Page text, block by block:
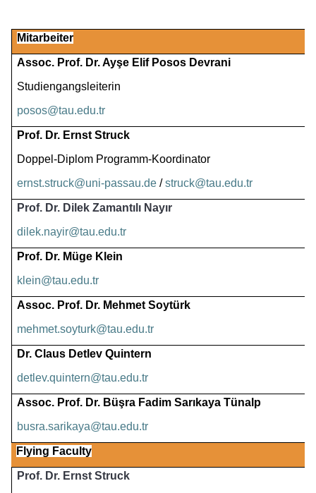
Mitarbeiter
Assoc. Prof. Dr. Ayşe Elif Posos Devrani
Studiengangsleiterin
posos@tau.edu.tr
Prof. Dr. Ernst Struck
Doppel-Diplom Programm-Koordinator
ernst.struck@uni-passau.de / struck@tau.edu.tr
Prof. Dr. Dilek Zamantılı Nayır
dilek.nayir@tau.edu.tr
Prof. Dr. Müge Klein
klein@tau.edu.tr
Assoc. Prof. Dr. Mehmet Soytürk
mehmet.soyturk@tau.edu.tr
Dr. Claus Detlev Quintern
detlev.quintern@tau.edu.tr
Assoc. Prof. Dr. Büşra Fadim Sarıkaya Tünalp
busra.sarikaya@tau.edu.tr
Flying Faculty
Prof. Dr. Ernst Struck